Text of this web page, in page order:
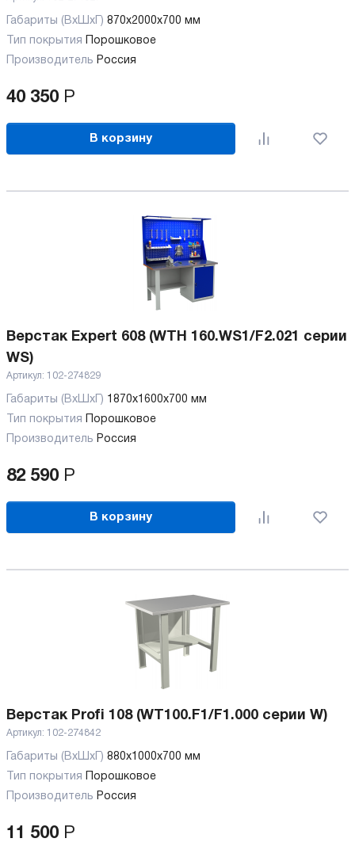
Габариты (ВхШхГ) 870x2000x700 мм
Тип покрытия
Порошковое
Производитель Россия
40 350 Р
В корзину
Верстак Expert 608 (WTH 160.WS1/F2.021 серии
WS)
Артикул: 102-274829
Габариты (ВхШхГ) 1870x1600x700 мм
Тип покрытия
Порошковое
Производитель Россия
82 590 Р
В корзину
Верстак Profi 108 (WT100.F1/F1.000 серии W)
Артикул: 102-274842
Габариты (ВхШхГ) 880x1000x700 мм
Тип покрытия
Порошковое
Производитель Россия
11 500 Р